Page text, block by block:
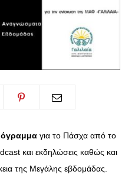
για το Πάσχα από το
και εκδηλώσεις καθώς και
της Μεγάλης εβδομάδας.